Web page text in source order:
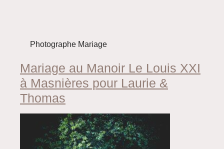
Photographe Mariage
Mariage au Manoir Le Louis XXI
à Masnières pour Laurie &
Thomas